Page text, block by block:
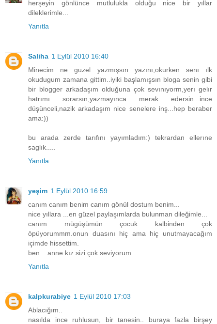
herşeyin gönlünce mutlulukla olduğu nice bir yıllar
dileklerimle...
Yanıtla
Saliha 1 Eylül 2010 16:40
Minecim ne guzel yazmışsın yazını,okurken senı ılk
okudugum zamana gittim..iyiki başlamışsın bloga senin gibi
bir blogger arkadaşım olduğuna çok sevınıyorm,yerı gelır
hatrımı sorarsın,yazmayınca merak edersin...ince
düşünceli,nazik arkadaşım nice senelere inş...hep beraber
ama:))
bu arada zerde tarıfını yayımladım:) tekrardan ellerıne
saglık.....
Yanıtla
yeşim 1 Eylül 2010 16:59
canım canım benim canım gönül dostum benim...
nice yıllara ...en güzel paylaşımlarda bulunman dileğimle...
canım mügüşümün çocuk kalbinden çok
öpüyorummm.onun duasını hiç ama hiç unutmayacağım
içimde hissettim.
ben... anne kız sizi çok seviyorum.......
Yanıtla
kalpkurabiye 1 Eylül 2010 17:03
Ablacığım..
nasılda ince ruhlusun, bir tanesin.. buraya fazla birşey